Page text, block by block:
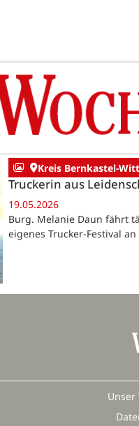
Kreis Bernkastel-
Truckerin aus
19.05.2026
Burg. Melanie Daun fährt
eigenes Trucker-Festival
Unser